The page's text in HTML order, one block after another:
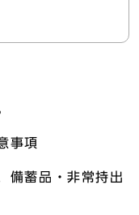
事項
備蓄品・非常持出